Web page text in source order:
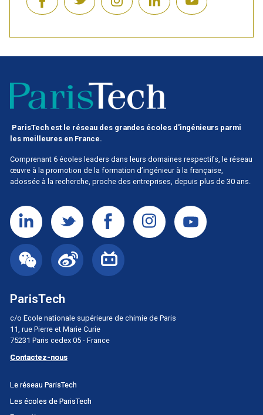
ParisTech est le réseau des grandes écoles d'ingénieurs parmi
les meilleures en France.
Comprenant 6 écoles leaders dans leurs domaines respectifs, le réseau
œuvre à la promotion de la formation d’ingénieur à la française,
adossée à la recherche, proche des entreprises, depuis plus de 30 ans.
ParisTech
c/o Ecole nationale supérieure de chimie de Paris
11, rue Pierre et Marie Curie
75231 Paris cedex 05 - France
Contactez-nous
Menu
principal
Le réseau ParisTech
Les écoles de ParisTech